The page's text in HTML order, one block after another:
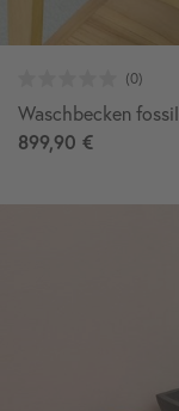
Waschbecken
899,90 €